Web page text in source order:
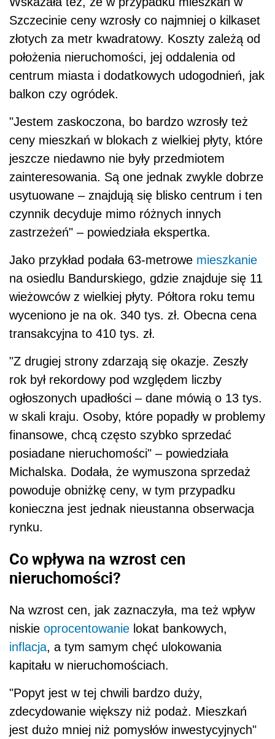
Szczecinie ceny wzrosły co najmniej o kilkaset
złotych za metr kwadratowy. Koszty zależą od
położenia nieruchomości, jej oddalenia od
centrum miasta i dodatkowych udogodnień, jak
balkon czy ogródek.
"Jestem zaskoczona, bo bardzo wzrosły też
ceny mieszkań w blokach z wielkiej płyty, które
jeszcze niedawno nie były przedmiotem
zainteresowania. Są one jednak zwykle dobrze
usytuowane – znajdują się blisko centrum i ten
czynnik decyduje mimo różnych innych
zastrzeżeń" – powiedziała ekspertka.
Jako przykład podała 63-metrowe mieszkanie
na osiedlu Bandurskiego, gdzie znajduje się 11
wieżowców z wielkiej płyty. Półtora roku temu
wyceniono je na ok. 340 tys. zł. Obecna cena
transakcyjna to 410 tys. zł.
"Z drugiej strony zdarzają się okazje. Zeszły
rok był rekordowy pod względem liczby
ogłoszonych upadłości – dane mówią o 13 tys.
w skali kraju. Osoby, które popadły w problemy
finansowe, chcą często szybko sprzedać
posiadane nieruchomości" – powiedziała
Michalska. Dodała, że wymuszona sprzedaż
powoduje obniżkę ceny, w tym przypadku
konieczna jest jednak nieustanna obserwacja
rynku.
Co wpływa na wzrost cen
nieruchomości?
Na wzrost cen, jak zaznaczyła, ma też wpływ
niskie oprocentowanie lokat bankowych,
inflacja, a tym samym chęć ulokowania
kapitału w nieruchomościach.
"Popyt jest w tej chwili bardzo duży,
zdecydowanie większy niż podaż. Mieszkań
jest dużo mniej niż pomysłów inwestycyjnych"